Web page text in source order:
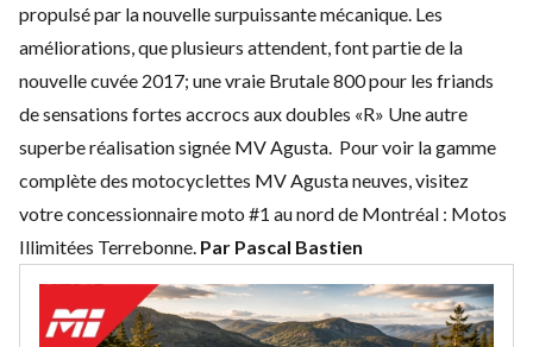
propulsé par la nouvelle surpuissante mécanique. Les
améliorations, que plusieurs attendent, font partie de la
nouvelle cuvée 2017; une vraie Brutale 800 pour les friands
de sensations fortes accrocs aux doubles «R» Une autre
superbe réalisation signée MV Agusta. Pour voir lagamme
complète des motocyclettes MV Agusta neuves, visitez
votre concessionnaire moto #1 au nord de Montréal : Motos
Illimitées Terrebonne. Par Pascal Bastien